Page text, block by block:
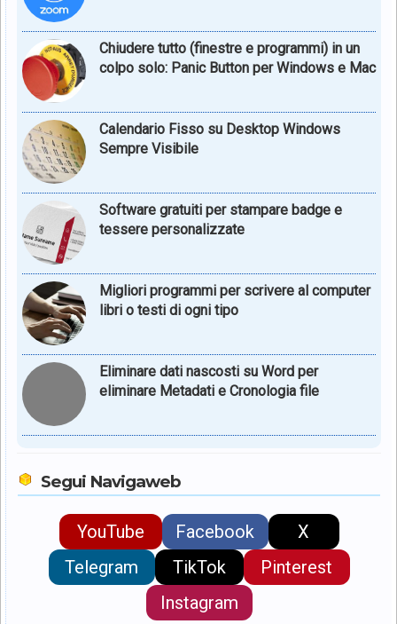
Chiudere tutto (finestre e programmi) in un
colpo solo: Panic Button per Windows e Mac
Calendario Fisso su Desktop Windows
Sempre Visibile
Software gratuiti per stampare badge e
tessere personalizzate
Migliori programmi per scrivere al computer
libri o testi di ogni tipo
Eliminare dati nascosti su Word per
eliminare Metadati e Cronologia file
Segui Navigaweb
YouTube Facebook
X
Telegram
TikTok
Pinterest
Instagram